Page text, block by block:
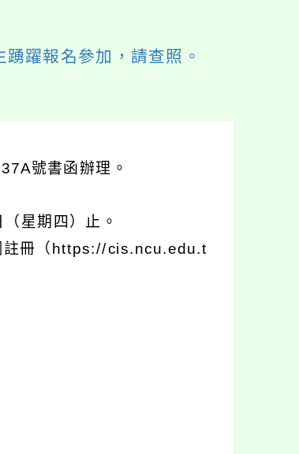
躍報名參加，請查照。
號書函辦理。
星期四）止。
冊（https://cis.ncu.edu.t